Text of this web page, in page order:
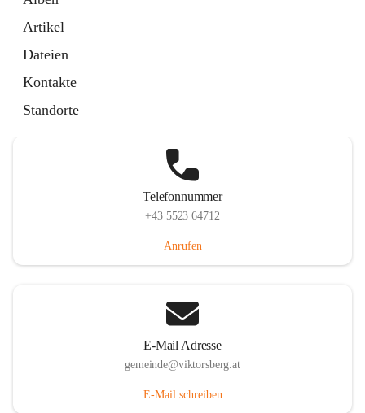
Artikel
Dateien
Kontakte
Standorte
Telefonnummer
+43 5523 64712
Anrufen
E-Mail Adresse
gemeinde@viktorsberg.at
E-Mail schreiben